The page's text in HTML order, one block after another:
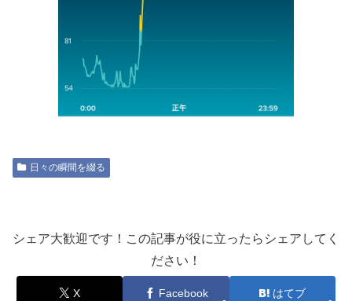
日々の瞬間を綴る
シェア大歓迎です！この記事が役に立ったらシェアしてく
ださい！
X Facebook はてブ